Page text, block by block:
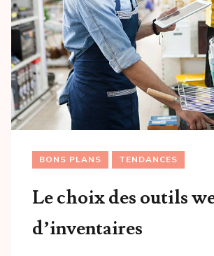
BONS PLANS TENDANCES
Le choix des outils
d’inventaires